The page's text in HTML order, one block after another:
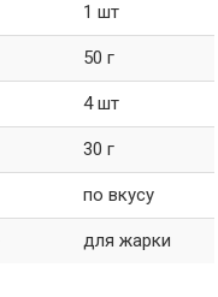
1 шт
50 г
4 шт
30 г
по вкусу
для жарки